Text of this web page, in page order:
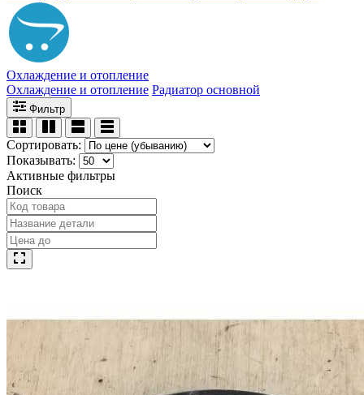
Охлаждение и отопление
Охлаждение и отопление Радиатор основной
Фильтр
Сортировать:
Показывать:
Активные фильтры
Поиск